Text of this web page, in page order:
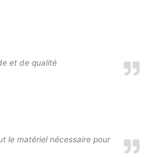
et de qualité
le matériel nécessaire pour